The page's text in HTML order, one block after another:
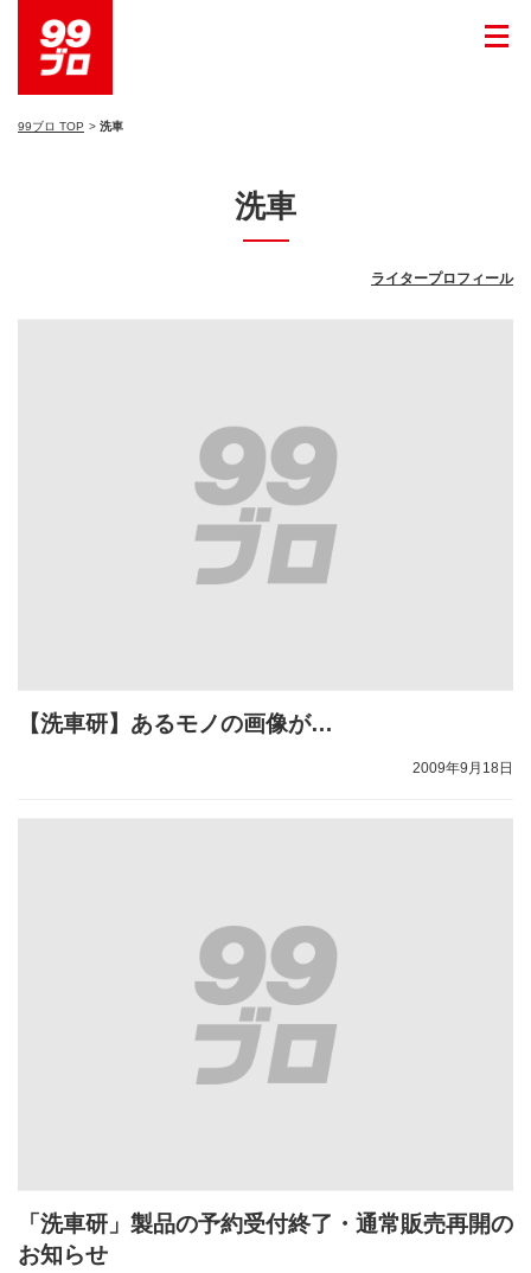
99ブロ TOP 洗車
洗車
ライタープロフィール
【洗車研】あるモノの画像が…
2009年9月18日
「洗車研」製品の予約受付終了・通常販売再開の
お知らせ